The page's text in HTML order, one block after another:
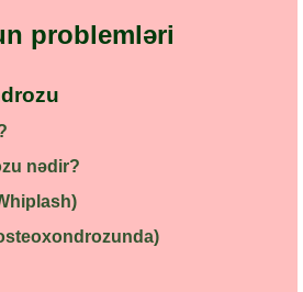
problemləri
nədir?